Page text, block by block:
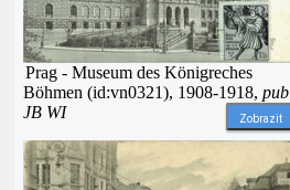
Prag - Museum des Königreches
Böhmen (id:vn0321), 1908-1918,
JB WI
Zobrazit